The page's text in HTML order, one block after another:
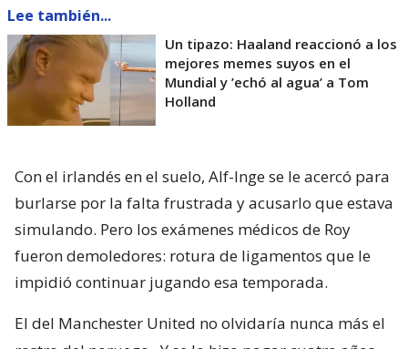
Lee también...
Un tipazo: Haaland reaccionó a los
mejores memes suyos en el
Mundial y ’echó al agua’ a Tom
Holland
Con el irlandés en el suelo, Alf-Inge se le acercó para
burlarse por la falta frustrada y acusarlo que estava
simulando. Pero los exámenes médicos de Roy
fueron demoledores: rotura de ligamentos que le
impidió continuar jugando esa temporada.
El del Manchester United no olvidaría nunca más el